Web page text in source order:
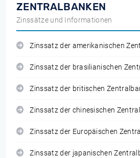
ZENTRALBANKEN
Zinssätze und Informationen
Zinssatz der amerikanischen
Zinssatz der brasilianischen
Zinssatz der britischen
Zinssatz der chinesischen
Zinssatz der Europäischen
Zinssatz der japanischen